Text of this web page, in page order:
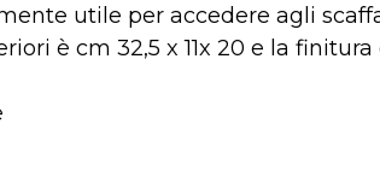
utile per accedere agli
è cm 32,5 x 11x 20 e la